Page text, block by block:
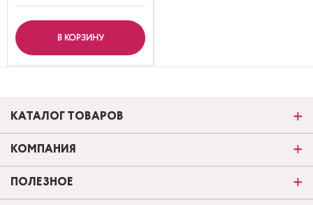
В КОРЗИНУ
КАТАЛОГ ТОВАРОВ
КОМПАНИЯ
ПОЛЕЗНОЕ